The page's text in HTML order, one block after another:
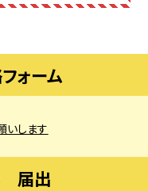
ォーム
いします
届出